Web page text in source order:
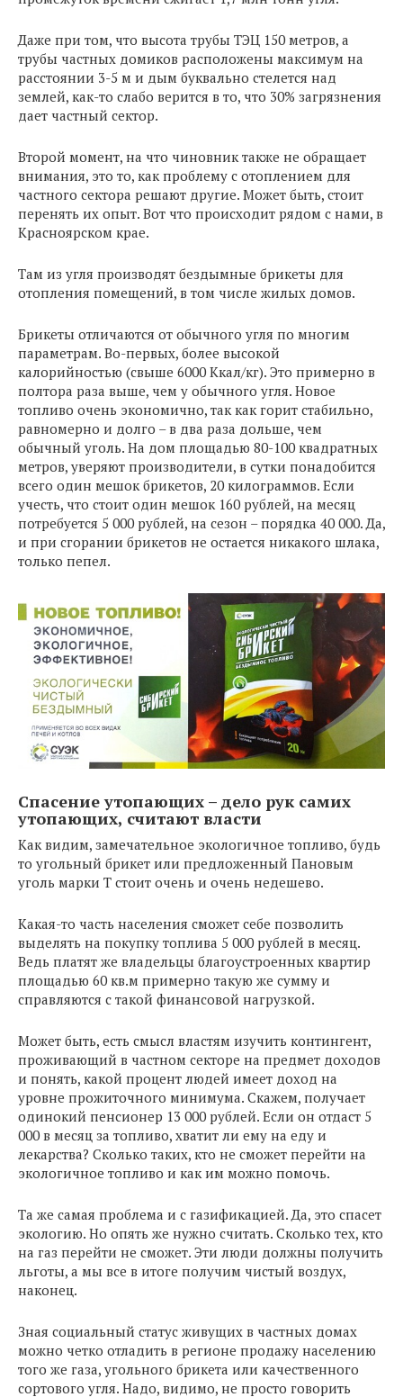
Даже при том, что высота трубы ТЭЦ 150 метров, а
трубы частных домиков расположены максимум на
расстоянии 3-5 м и дым буквально стелется над
землей, как-то слабо верится в то, что 30% загрязнения
дает частный сектор.
Второй момент, на что чиновник также не обращает
внимания, это то, как проблему с отоплением для
частного сектора решают другие. Может быть, стоит
перенять их опыт. Вот что происходит рядом с нами, в
Красноярском крае.
Там из угля производят бездымные брикеты для
отопления помещений, в том числе жилых домов.
Брикеты отличаются от обычного угля по многим
параметрам. Во-первых, более высокой
калорийностью (свыше 6000 Ккал/кг). Это примерно в
полтора раза выше, чем у обычного угля. Новое
топливо очень экономично, так как горит стабильно,
равномерно и долго – в два раза дольше, чем
обычный уголь. На дом площадью 80-100 квадратных
метров, уверяют производители, в сутки понадобится
всего один мешок брикетов, 20 килограммов. Если
учесть, что стоит один мешок 160 рублей, на месяц
потребуется 5 000 рублей, на сезон – порядка 40 000. Да,
и при сгорании брикетов не остается никакого шлака,
только пепел.
Спасение утопающих – дело рук самих
утопающих, считают власти
Как видим, замечательное экологичное топливо, будь
то угольный брикет или предложенный Пановым
уголь марки Т стоит очень и очень недешево.
Какая-то часть населения сможет себе позволить
выделять на покупку топлива 5 000 рублей в месяц.
Ведь платят же владельцы благоустроенных квартир
площадью 60 кв.м примерно такую же сумму и
справляются с такой финансовой нагрузкой.
Может быть, есть смысл властям изучить контингент,
проживающий в частном секторе на предмет доходов
и понять, какой процент людей имеет доход на
уровне прожиточного минимума. Скажем, получает
одинокий пенсионер 13 000 рублей. Если он отдаст 5
000 в месяц за топливо, хватит ли ему на еду и
лекарства? Сколько таких, кто не сможет перейти на
экологичное топливо и как им можно помочь.
Та же самая проблема и с газификацией. Да, это спасет
экологию. Но опять же нужно считать. Сколько тех, кто
на газ перейти не сможет. Эти люди должны получить
льготы, а мы все в итоге получим чистый воздух,
наконец.
Зная социальный статус живущих в частных домах
можно четко отладить в регионе продажу населению
того же газа, угольного брикета или качественного
сортового угля. Надо, видимо, не просто говорить